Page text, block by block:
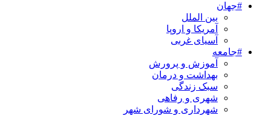
#جهان
بین الملل
آمریکا و اروپا
آسیای غربی
#جامعه
آموزش و پرورش
بهداشت و درمان
سبک زندگی
شهری و رفاهی
شهرداری و شورای شهر